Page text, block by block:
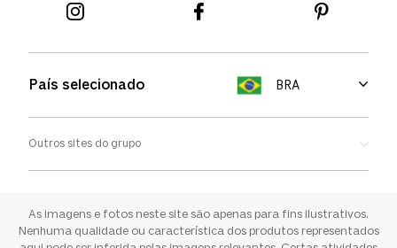
País selecionado BRA
Outros sites do grupo
Ray-ban
As imagens e fotos neste site são apenas para fins ilustrativos.
Nenhuma qualidade ou característica dos produtos representados